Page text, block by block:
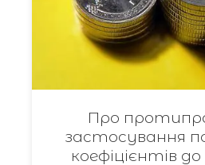
Про
застосування
коефіцієнтів до